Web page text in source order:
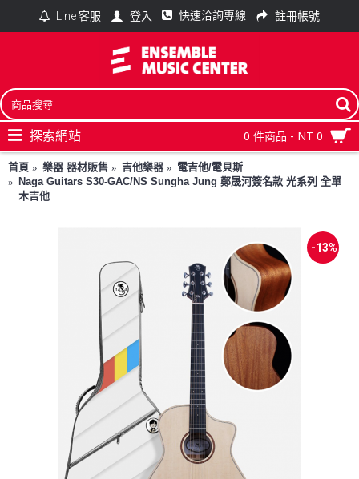
Line 客服 登入 快速洽詢專線 註冊帳號
0 件商品 - NT 0
探索網站
首頁 樂器 器材販售 吉他樂器
電吉他/電貝斯
Naga Guitars S30-GAC/NS Sungha Jung 鄭晟河簽名款 光系列 全單
木吉他
-13%